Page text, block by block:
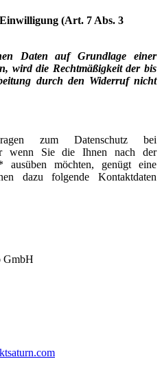
(Art. 7 Abs. 3
Daten auf Grundlage einer
wird die Rechtmäßigkeit der bis
durch den Widerruf nicht
zum Datenschutz bei
wenn Sie die Ihnen nach der
ausüben möchten, genügt eine
dazu folgende Kontaktdaten
GmbH